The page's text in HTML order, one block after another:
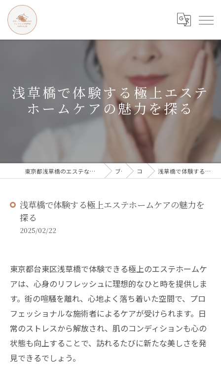
浅草橋で体験する極上エステ
ホームケアの魅力を探る
東京都浅草橋のエステなら目の、シワとたるみのフェイシャル専門店 regalo ブログ コラム 浅草橋で体験する極上エステホームケアの魅力を探る
浅草橋で体験する極上エステホームケアの魅力を
探る
2025/02/22
東京都台東区浅草橋で体験できる極上のエステホームケ
アは、心身のリフレッシュに理想的なひと時を提供しま
す。街の喧騒を離れ、心地よく落ち着いた空間で、プロ
フェッショナルな施術者によるケアが受けられます。日
常のストレスから解放され、肌のコンディションも心の
状態も向上することで、訪れるたびに新たな美しさを発
見できるでしょう。